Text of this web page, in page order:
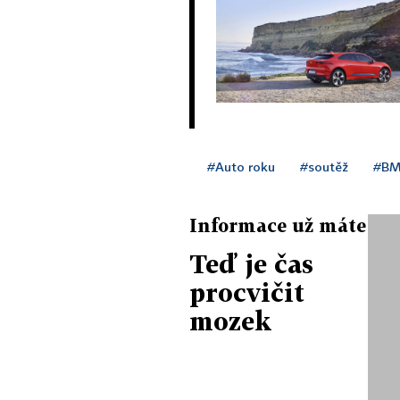
#Auto roku #soutěž
Informace už máte
Teď je čas
procvičit
mozek